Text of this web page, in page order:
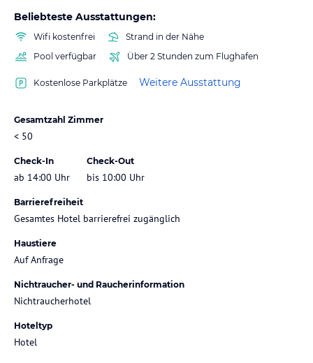
Beliebteste Ausstattungen:
Wifi kostenfrei
Strand in der Nähe
Pool verfügbar
Über 2 Stunden zum Flughafen
Kostenlose Parkplätze Weitere Ausstattung
Gesamtzahl Zimmer
< 50
Check-In
ab 14:00 Uhr
Check-Out
bis 10:00 Uhr
Barrierefreiheit
Gesamtes Hotel barrierefrei zugänglich
Haustiere
Auf Anfrage
Nichtraucher- und Raucherinformation
Nichtraucherhotel
Hoteltyp
Hotel